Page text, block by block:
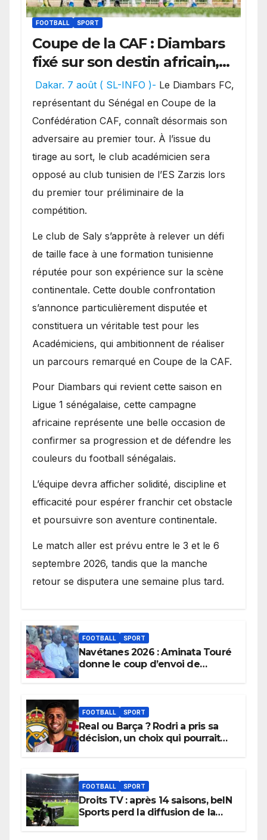
FOOTBALL SPORT
Coupe de la CAF : Diambars
fixé sur son destin africain,
l’ES Zarzis sera son premier
obstacle.
Dakar. 7 août ( SL-INFO )- Le Diambars FC,
représentant du Sénégal en Coupe de la
Confédération CAF, connaît désormais son
adversaire au premier tour. À l’issue du
tirage au sort, le club académicien sera
opposé au club tunisien de l’ES Zarzis lors
du premier tour préliminaire de la
compétition.
Le club de Saly s’apprête à relever un défi
de taille face à une formation tunisienne
réputée pour son expérience sur la scène
continentale. Cette double confrontation
s’annonce particulièrement disputée et
constituera un véritable test pour les
Académiciens, qui ambitionnent de réaliser
un parcours remarqué en Coupe de la CAF.
Pour Diambars qui revient cette saison en
Ligue 1 sénégalaise, cette campagne
africaine représente une belle occasion de
confirmer sa progression et de défendre les
couleurs du football sénégalais.
L’équipe devra afficher solidité, discipline et
efficacité pour espérer franchir cet obstacle
et poursuivre son aventure continentale.
Le match aller est prévu entre le 3 et le 6
septembre 2026, tandis que la manche
retour se disputera une semaine plus tard.
FOOTBALL SPORT
Navétanes 2026 : Aminata Touré
donne le coup d’envoi de
apaisées.
FOOTBALL SPORT
Real ou Barça ? Rodri a pris sa
décision, un choix qui pourrait
FOOTBALL SPORT
Droits TV : après 14 saisons, beIN
Sports perd la diffusion de la